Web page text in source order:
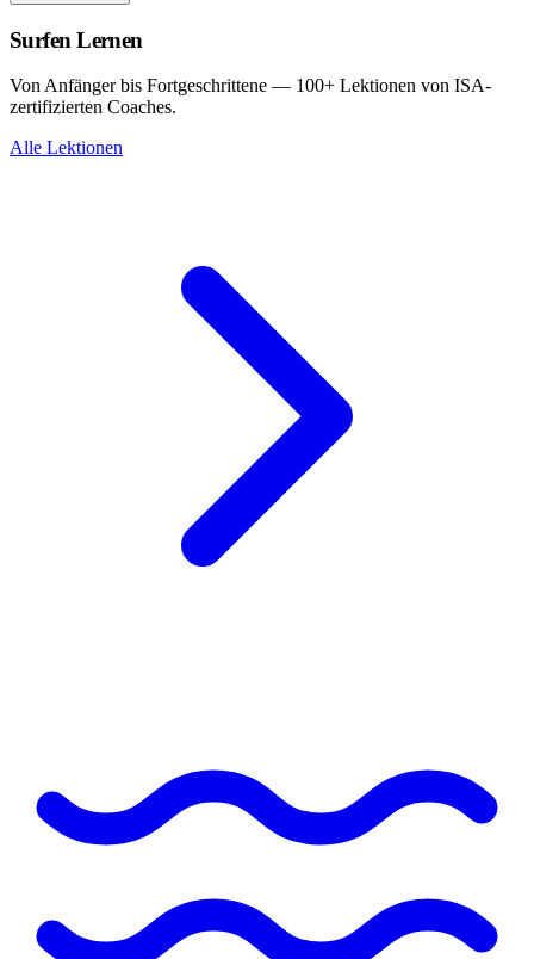
Surfen Lernen
Von Anfänger bis Fortgeschrittene — 100+ Lektionen von ISA-
zertifizierten Coaches.
Alle Lektionen